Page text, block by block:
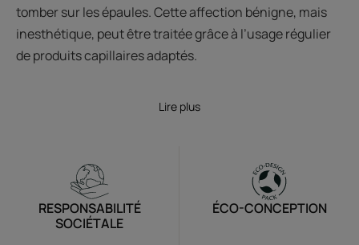
tomber sur les épaules. Cette affection bénigne, mais
inesthétique, peut être traitée grâce à l’usage régulier
de produits capillaires adaptés.
Lire plus
RESPONSABILITÉ
SOCIÉTALE
ÉCO-CONCEPTION